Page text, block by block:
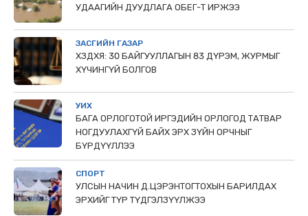
УДААГИЙН ДУУДЛАГА ОБЕГ-Т ИРЖЭЭ
ЗАСГИЙН ГАЗАР
ХЗДХЯ: 30 БАЙГУУЛЛАГЫН 83 ДҮРЭМ, ЖУРМЫГ
ХҮЧИНГҮЙ БОЛГОВ
УИХ
БАГА ОРЛОГОТОЙ ИРГЭДИЙН ОРЛОГОД ТАТВАР
НОГДУУЛАХГҮЙ БАЙХ ЭРХ ЗҮЙН ОРЧНЫГ
БҮРДҮҮЛЛЭЭ
СПОРТ
УЛСЫН НАЧИН Д.ЦЭРЭНТОГТОХЫН БАРИЛДАХ
ЭРХИЙГ ТҮР ТҮДГЭЛЗҮҮЛЖЭЭ